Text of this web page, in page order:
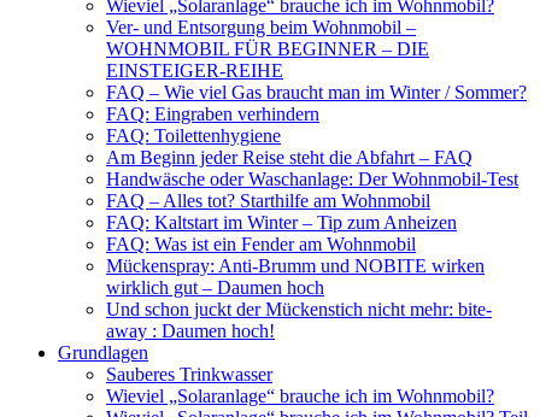
Wieviel „Solaranlage“ brauche ich im Wohnmobil?
Ver- und Entsorgung beim Wohnmobil –
WOHNMOBIL FÜR BEGINNER – DIE
EINSTEIGER-REIHE
FAQ – Wie viel Gas braucht man im Winter / Sommer?
FAQ: Eingraben verhindern
FAQ: Toilettenhygiene
Am Beginn jeder Reise steht die Abfahrt – FAQ
Handwäsche oder Waschanlage: Der Wohnmobil-Test
FAQ – Alles tot? Starthilfe am Wohnmobil
FAQ: Kaltstart im Winter – Tip zum Anheizen
FAQ: Was ist ein Fender am Wohnmobil
Mückenspray: Anti-Brumm und NOBITE wirken
wirklich gut – Daumen hoch
Und schon juckt der Mückenstich nicht mehr: bite-
away : Daumen hoch!
Grundlagen
Sauberes Trinkwasser
Wieviel „Solaranlage“ brauche ich im Wohnmobil?